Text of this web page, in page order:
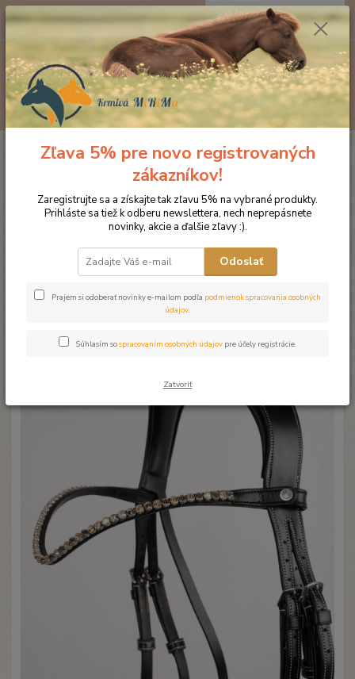
Menu
0ks
za0 €
Značka oblečenia MONTAR ZĽAVY!
Čelenky na uzdečky
MONTAR Grey honey crystal čierna
MONTAR Grey honey crystal
čierna
Akcia
Zľava 5% pre novo registrovaných
zákazníkov!
Zaregistrujte sa a získajte tak zľavu 5% na vybrané produkty.
Prihláste sa tiež k odberu newslettera, nech neprepásnete
novinky, akcie a ďalšie zľavy :).
Odoslať
Prajem si odoberať novinky e-mailom podľa podmienok spracovania osobných
údajov.
Súhlasím sospracovaním osobných údajov pre účely registrácie.
Zatvoriť